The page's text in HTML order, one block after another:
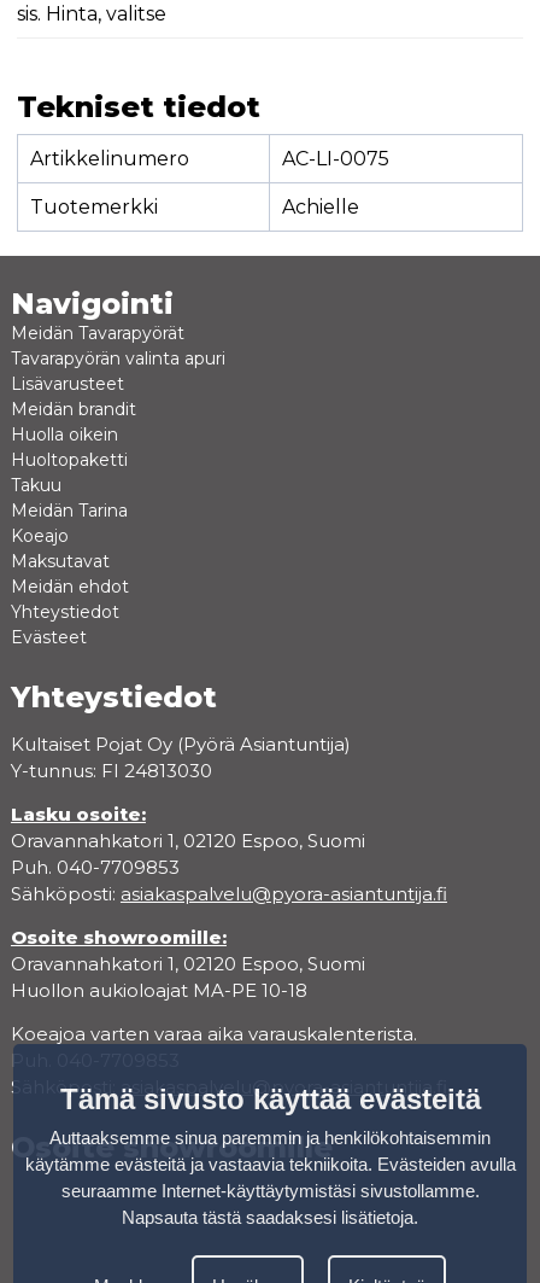
sis. Hinta, valitse
Tekniset tiedot
Artikkelinumero AC-LI-0075
Tuotemerkki Achielle
Navigointi
Meidän Tavarapyörät
Tavarapyörän valinta apuri
Lisävarusteet
Meidän brandit
Huolla oikein
Huoltopaketti
Takuu
Meidän Tarina
Koeajo
Maksutavat
Meidän ehdot
Yhteystiedot
Evästeet
Yhteystiedot
Kultaiset Pojat Oy (Pyörä Asiantuntija)
Y-tunnus: FI 24813030
Lasku osoite:
Oravannahkatori 1, 02120 Espoo, Suomi
Puh. 040-7709853
Sähköposti: asiakaspalvelu@pyora-asiantuntija.fi
Osoite showroomille:
Oravannahkatori 1, 02120 Espoo, Suomi
Huollon aukioloajat MA-PE 10-18
Koeajoa varten varaa aika varauskalenterista.
Sähköposti: asiakaspalvelu@pyora-asiantuntija.fi
Osoite showroomille
Tämä sivusto käyttää evästeitä
Auttaaksemme sinua paremmin ja henkilökohtaisemmin
käytämme evästeitä ja vastaavia tekniikoita. Evästeiden avulla
seuraamme Internet-käyttäytymistäsi sivustollamme.
Napsauta tästä saadaksesi lisätietoja.